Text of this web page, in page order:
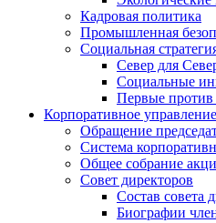
Кадровая политика
Промышленная
Социальная
Север для
Социальные
Первые
Корпоративное управление
Обращение
Система
Общее собрание
Совет директоров
Состав совета
Биографии